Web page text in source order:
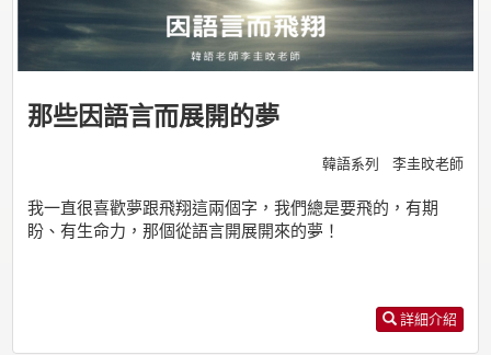
那些因語言而展開的夢
韓語系列 李圭旼老師
我一直很喜歡夢跟飛翔這兩個字，我們總是要飛的，有期
盼、有生命力，那個從語言開展開來的夢！
詳細介紹